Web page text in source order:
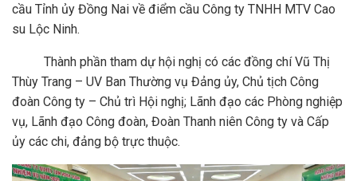
cầu Tỉnh ủy Đồng Nai về điểm cầu Công ty TNHH MTV Cao
su Lộc Ninh.
Thành phần tham dự hội nghị có các đồng chí Vũ Thị
Thùy Trang – UV Ban Thường vụ Đảng ủy, Chủ tịch Công
đoàn Công ty – Chủ trì Hội nghị; Lãnh đạo các Phòng nghiệp
vụ, Lãnh đạo Công đoàn, Đoàn Thanh niên Công ty và Cấp
ủy các chi, đảng bộ trực thuộc.